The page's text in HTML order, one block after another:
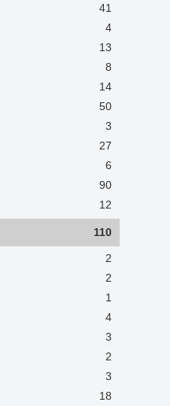
41
4
13
8
14
50
3
27
6
90
12
110
2
2
1
4
3
2
3
18